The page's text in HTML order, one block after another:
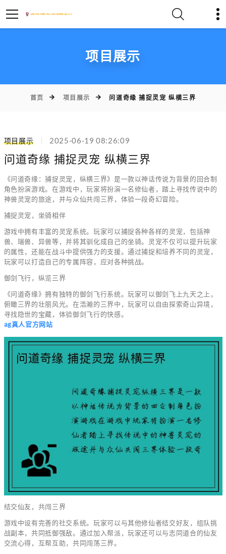
项目展示
首页 项目展示 问道奇缘 捕捉灵宠 纵横三界
项目展示 2025-06-19 08:26:09
问道奇缘 捕捉灵宠 纵横三界
《问道奇缘：捕捉灵宠，纵横三界》是一款以神话传说为背景的回合制
角色扮演游戏。在游戏中，玩家将扮演一名修仙者，踏上寻找传说中的
神兽灵宠的旅途，并与众仙共闯三界，体验一段奇幻冒险。
捕捉灵宠，坐骑相伴
游戏中拥有丰富的灵宠系统。玩家可以捕捉各种各样的灵宠，包括神
兽、瑞兽、异兽等，并将其驯化成自己的坐骑。灵宠不仅可以提升玩家
的属性，还能在战斗中提供强力的支援。通过捕捉和培养不同的灵宠，
玩家可以打造自己的专属阵容，应对各种挑战。
御剑飞行，纵览三界
《问道奇缘》拥有独特的御剑飞行系统。玩家可以御剑飞上九天之上，
俯瞰三界的壮丽风光。在浩瀚的三界中，玩家可以自由探索奇山异境，
寻找隐世的宝藏，体验御剑飞行的快感。
ag真人官方网站
结交仙友，共闯三界
游戏中设有完善的社交系统。玩家可以与其他修仙者结交好友，组队挑
战副本，共同抵御强敌。通过加入帮派，玩家还可以与志同道合的仙友
交流心得，互帮互助，共同闯荡三界。